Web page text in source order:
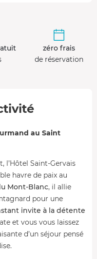
zéro frais
de réservation
au Saint
Saint-Gervais
havre de paix au
Mont-Blanc, il allie
pour une
invite à la détente
et vous vous laissez
d’un séjour pensé